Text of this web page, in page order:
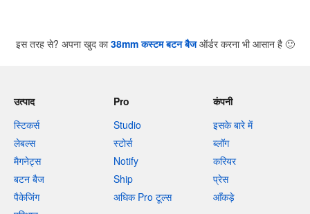
इस तरह से? अपना खुद का38mm कस्टम बटन बैजऑर्डर करना भी आसान है 🙂
उत्पाद
स्टिकर्स
लेबल्स
मैगनेट्स
बटन बैज
पैकेजिंग
Pro
Studio
स्टोर्स
Notify
Ship
अधिक Pro टूल्स
कंपनी
इसके बारे में
ब्लॉग
करियर
प्रेस
आँकड़े